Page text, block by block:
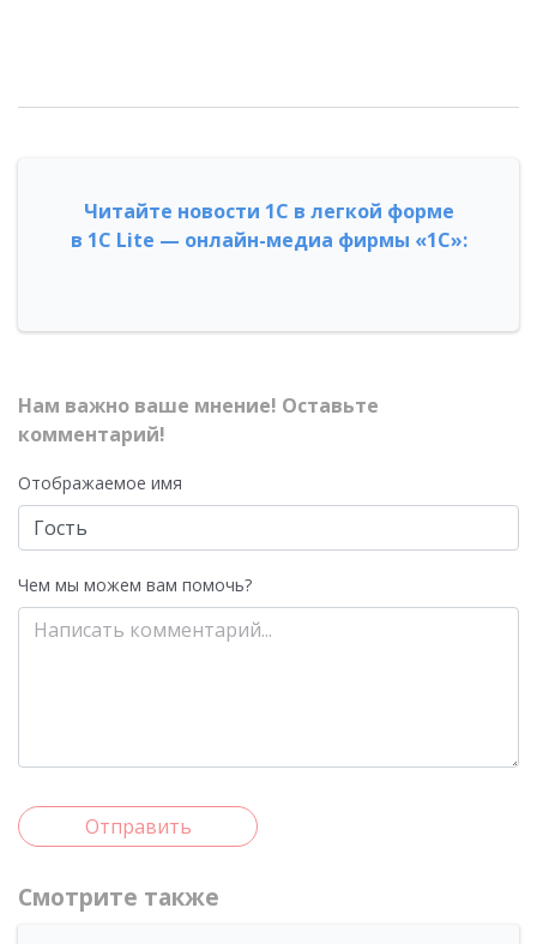
Читайте новости 1С в легкой форме
в 1С Lite — онлайн-медиа фирмы «1С»:
Нам важно ваше мнение! Оставьте
комментарий!
Отображаемое имя
Чем мы можем вам помочь?
Отправить
Смотрите также